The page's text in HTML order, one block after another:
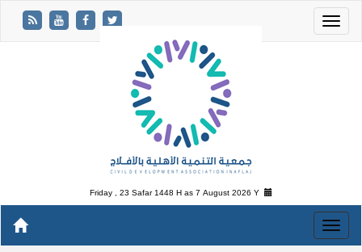
Friday , 23 Safar 1448 H as7 August 2026 Y